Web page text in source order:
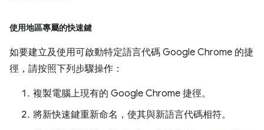
使用地區專屬的快速鍵
如要建立及使用可啟動特定語言代碼 Google Chrome 的捷
徑，請按照下列步驟操作：
複製電腦上現有的 Google Chrome 捷徑。
將新快速鍵重新命名，使其與新語言代碼相符。